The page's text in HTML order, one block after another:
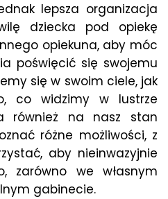
lepsza organizacja
dziecka pod opiekę
opiekuna, aby móc
poświęcić się swojemu
się w swoim ciele, jak
co widzimy w lustrze
również na nasz stan
różne możliwości, z
aby nieinwazyjnie
zarówno we własnym
gabinecie.